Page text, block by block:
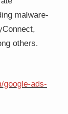
malware-
others.
google-ads-